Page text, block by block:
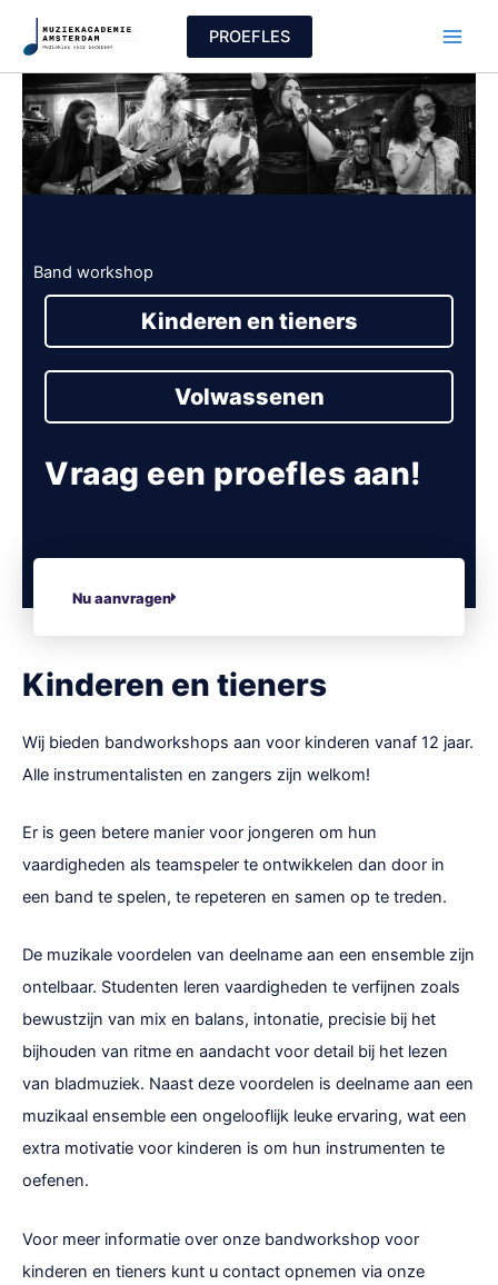
naar
inhoud
PROEFLES
Band workshop
Kinderen en tieners
Volwassenen
Vraag een proefles aan!
Nu aanvragen
Kinderen en tieners
Wij bieden bandworkshops aan voor kinderen vanaf 12 jaar.
Alle instrumentalisten en zangers zijn welkom!
Er is geen betere manier voor jongeren om hun
vaardigheden als teamspeler te ontwikkelen dan door in
een band te spelen, te repeteren en samen op te treden.
De muzikale voordelen van deelname aan een ensemble zijn
ontelbaar. Studenten leren vaardigheden te verfijnen zoals
bewustzijn van mix en balans, intonatie, precisie bij het
bijhouden van ritme en aandacht voor detail bij het lezen
van bladmuziek. Naast deze voordelen is deelname aan een
muzikaal ensemble een ongelooflijk leuke ervaring, wat een
extra motivatie voor kinderen is om hun instrumenten te
oefenen.
Voor meer informatie over onze bandworkshop voor
kinderen en tieners kunt u contact opnemen via onze